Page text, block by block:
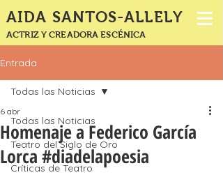
AIDA SANTOS-ALLELY
ACTRIZ Y CREADORA ESCÉNICA
Entrada
Todas las Noticias
Teatro del Siglo de Oro
Críticas de Teatro
Todas las Noticias
Homenaje a Federico García
Lorca #diadelapoesia
6 abr